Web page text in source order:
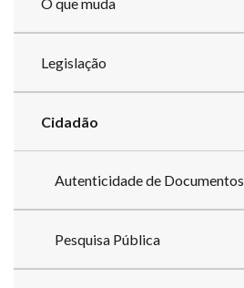
Legislação
Cidadão
Autenticidade de Documentos
Pesquisa Pública